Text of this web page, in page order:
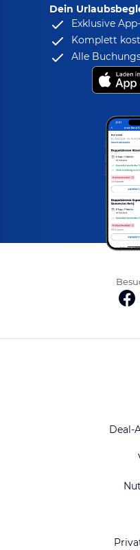
Dein
Exklusive
Komplett
Alle
Deal-